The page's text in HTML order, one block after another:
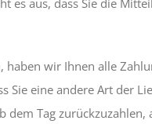
haben wir Ihnen alle
Sie eine andere Art der
dem Tag